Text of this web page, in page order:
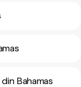
Bahamas